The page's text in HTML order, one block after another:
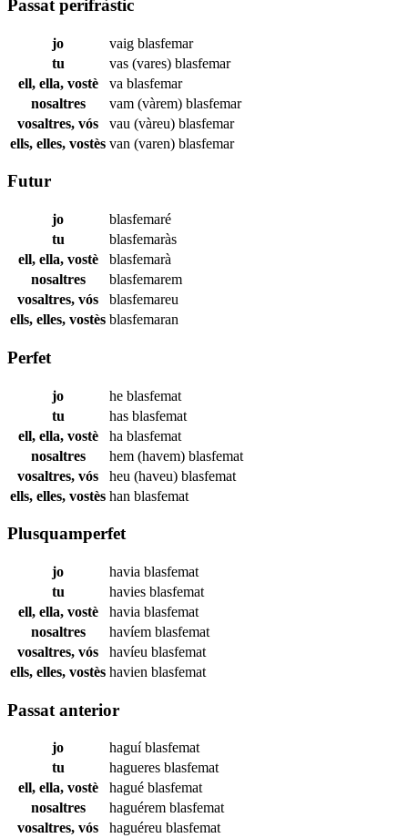
Passat perifràstic
jo vaig blasfemar
tu
vas (vares) blasfemar
ell, ella, vostè
va blasfemar
nosaltres
vam (vàrem) blasfemar
vosaltres, vós
vau (vàreu) blasfemar
ells, elles, vostès van (varen) blasfemar
Futur
jo
blasfemaré
tu
blasfemaràs
ell, ella, vostè
blasfemarà
nosaltres
blasfemarem
vosaltres, vós
blasfemareu
ells, elles, vostès blasfemaran
Perfet
jo he blasfemat
tu
has blasfemat
ell, ella, vostè
ha blasfemat
nosaltres
hem (havem) blasfemat
vosaltres, vós
heu (haveu) blasfemat
ells, elles, vostès han blasfemat
Plusquamperfet
jo havia blasfemat
tu
havies blasfemat
ell, ella, vostè
havia blasfemat
nosaltres
havíem blasfemat
vosaltres, vós
havíeu blasfemat
ells, elles, vostès havien blasfemat
Passat anterior
jo haguíblasfemat
tu
hagueres blasfemat
ell, ella, vostè
hagué blasfemat
nosaltres
haguérem blasfemat
vosaltres, vós
haguéreu blasfemat